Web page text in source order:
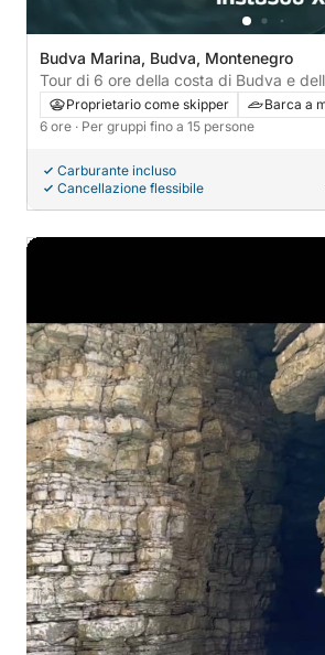
Budva Marina, Budva, Montenegro
Tour di 6 ore della costa di Budva e
Proprietario come skipper
Barca a
6 ore · Per gruppi fino a 15 persone
Carburante incluso
Cancellazione flessibile